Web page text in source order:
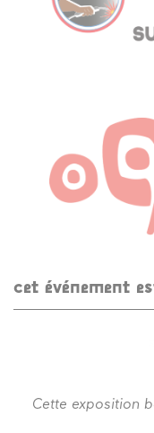
cet événement
Cette exposition